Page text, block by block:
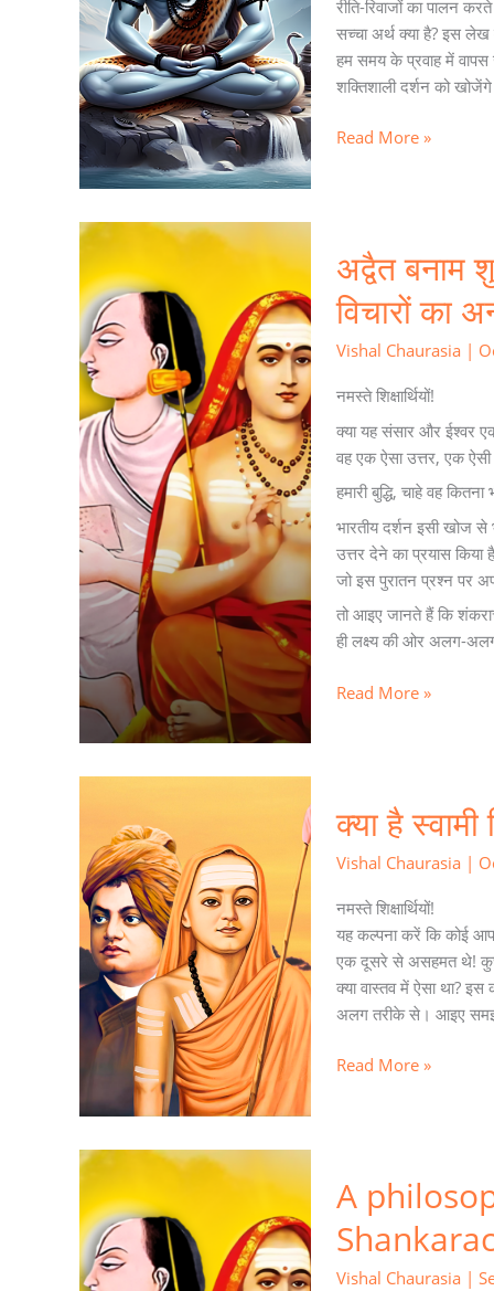
रीति-रिवाजों का पालन
सच्चा अर्थ क्या है? इस लेख
हम समय के प्रवाह में
शक्तिशाली दर्शन को
Read More »
अद्वैत बनाम
विचारों का
Vishal Chaurasia |
नमस्ते शिक्षार्थियों!
क्या यह संसार और ईश्वर
वह एक ऐसा उत्तर, एक
हमारी बुद्धि, चाहे वह
भारतीय दर्शन इसी खोज
उत्तर देने का प्रयास किया
जो इस पुरातन प्रश्न पर
तो आइए जानते हैं कि
ही लक्ष्य की ओर अलग-
बनाम
शुद्ध-
अद्वैत:
शंकराचार्य
वल्लभाचार्य
का
अन्तर!
Read More »
क्या है
Vishal Chaurasia |
नमस्ते शिक्षार्थियों!
यह कल्पना करें कि कोई
एक दूसरे से असहमत थे! कुछ
क्या वास्तव में ऐसा था?
अलग तरीके से। आइए
है
स्वामी
विवेकानन्द
नव-
वेदांत?
Read More »
A
Vishal Chaurasia |
philosophical
debate
between
Shankaracharya